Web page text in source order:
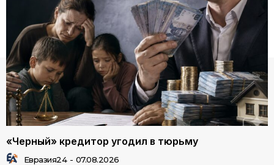
«Черный» кредитор угодил в тюрьму
Евразия24 - 07.08.2026